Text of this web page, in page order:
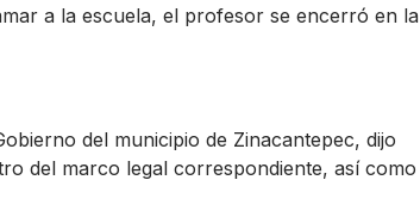
a la escuela, el profesor se encerró en la
del municipio de Zinacantepec, dijo
del marco legal correspondiente, así como